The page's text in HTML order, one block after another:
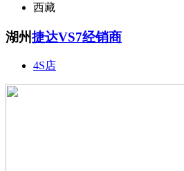
西藏
湖州捷达VS7经销商
4S店